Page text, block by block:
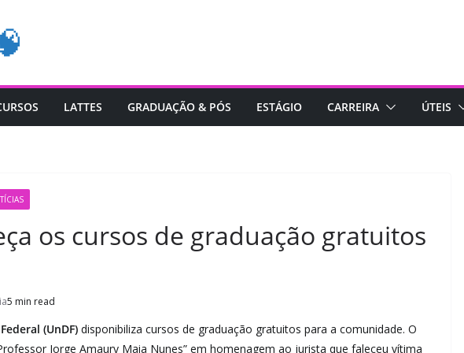
LATTES GRADUAÇÃO & PÓS ESTÁGIO CARREIRA ÚTEIS
os cursos de graduação gratuitos
5 min read
(UnDF) disponibiliza cursos de graduação gratuitos para a comunidade. O
Jorge Amaury Maia Nunes” em homenagem ao jurista que faleceu vítima